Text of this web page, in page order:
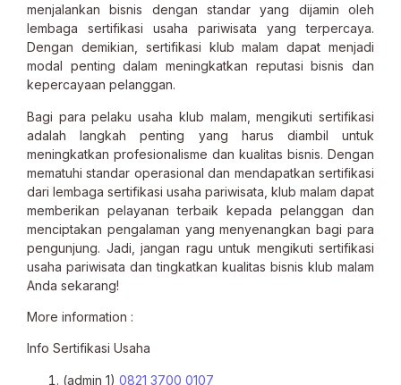
menjalankan bisnis dengan standar yang dijamin oleh
lembaga sertifikasi usaha pariwisata yang terpercaya.
Dengan demikian, sertifikasi klub malam dapat menjadi
modal penting dalam meningkatkan reputasi bisnis dan
kepercayaan pelanggan.
Bagi para pelaku usaha klub malam, mengikuti sertifikasi
adalah langkah penting yang harus diambil untuk
meningkatkan profesionalisme dan kualitas bisnis. Dengan
mematuhi standar operasional dan mendapatkan sertifikasi
dari lembaga sertifikasi usaha pariwisata, klub malam dapat
memberikan pelayanan terbaik kepada pelanggan dan
menciptakan pengalaman yang menyenangkan bagi para
pengunjung. Jadi, jangan ragu untuk mengikuti sertifikasi
usaha pariwisata dan tingkatkan kualitas bisnis klub malam
Anda sekarang!
More information :
Info Sertifikasi Usaha
(admin 1) 0821 3700 0107